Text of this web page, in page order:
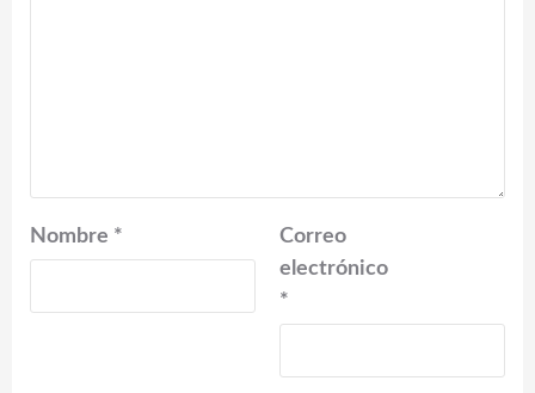
Nombre *
Correo
electrónico
*